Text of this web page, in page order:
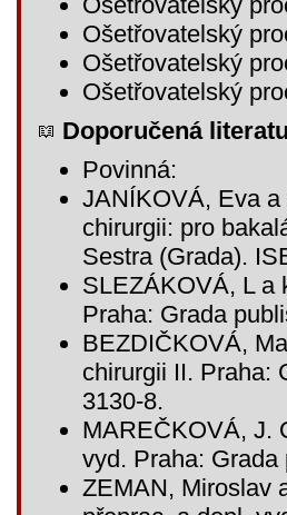
Ošetřovatelský
Ošetřovatelský
Ošetřovatelský
Doporučená
Povinná:
JANÍKOVÁ, Eva
chirurgii: pro
Sestra (Grada).
SLEZÁKOVÁ, L a
Praha: Grada
BEZDIČKOVÁ,
chirurgii II. Praha:
3130-8.
MAREČKOVÁ, J.
vyd. Praha:
ZEMAN, Miroslav